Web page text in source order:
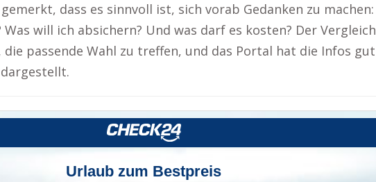
dass es sinnvoll ist, sich vorab Gedanken zu machen:
Was will ich absichern? Und was darf es kosten? Der Vergleich
passende Wahl zu treffen, und das Portal hat die Infos gut
Urlaub zum Bestpreis